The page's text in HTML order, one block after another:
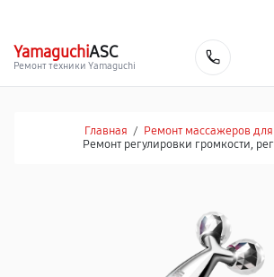
YamaguchiASC
Ремонт техники Yamaguchi
Главная / Ремонт массажеров
Ремонт регулировки громкости,